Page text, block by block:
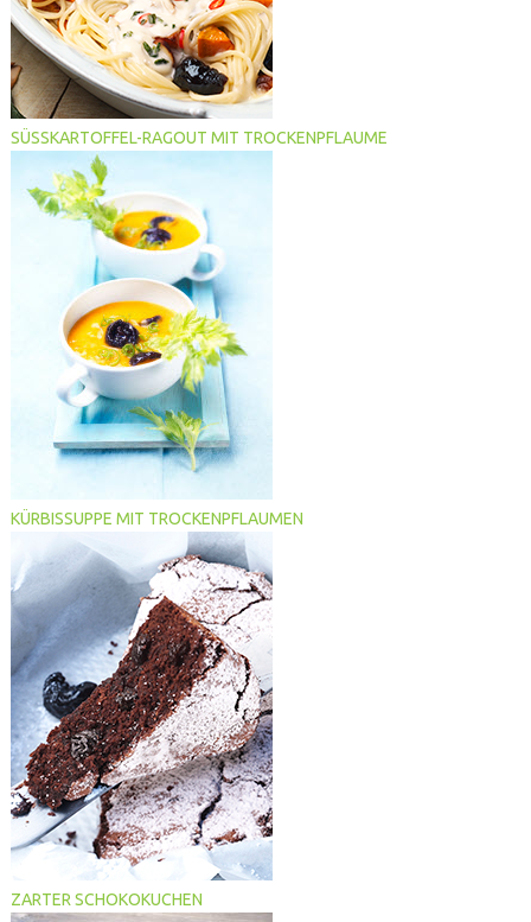
SÜSSKARTOFFEL-RAGOUT MIT TROCKENPFLAUME
KÜRBISSUPPE MIT TROCKENPFLAUMEN
ZARTER SCHOKOKUCHEN